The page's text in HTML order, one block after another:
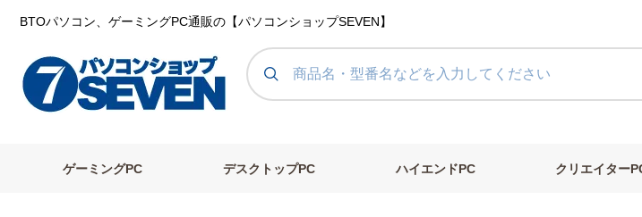
BTOパソコン、ゲーミングPC通販の【パソコンショップSEVEN】
ゲーミングPC デスクトップPC ハイエンドPC クリエイター